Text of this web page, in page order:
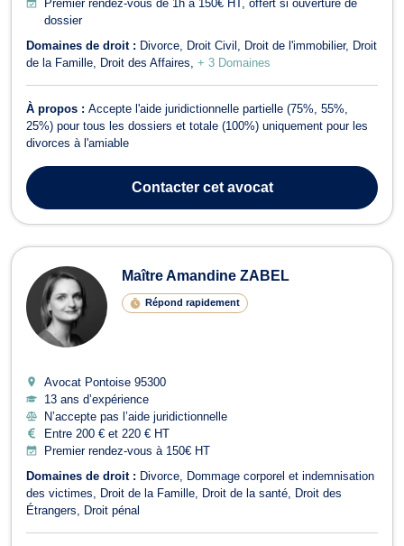
Premier rendez-vous de 1h à 150€ HT, offert si ouverture de
dossier
Domaines de droit : Divorce Droit Civil Droit de l'immobilier
Droit
de la Famille
Droit des Affaires + 3 Domaines
À propos : Accepte l'aide juridictionnelle partielle (75%, 55%,
25%) pour tous les dossiers et totale (100%) uniquement pour les
divorces à l'amiable
Contactercet avocat
Maître Amandine ZABEL
Répond rapidement
Avocat Pontoise 95300
13 ans d’expérience
N’accepte pas l’aide juridictionnelle
Entre 200 € et 220 € HT
Premier rendez-vous à 150€ HT
Domaines de droit : Divorce
Dommage corporel et indemnisation
des victimes
Droit de la Famille Droit de la santé
Droit des
Étrangers
Droit pénal